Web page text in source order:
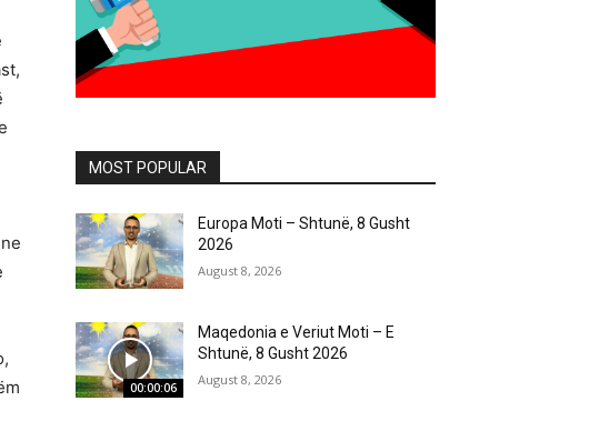
MOST POPULAR
Europa Moti – Shtunë, 8 Gusht
2026
August 8, 2026
00:00:06
Maqedonia e Veriut Moti – E
Shtunë, 8 Gusht 2026
August 8, 2026